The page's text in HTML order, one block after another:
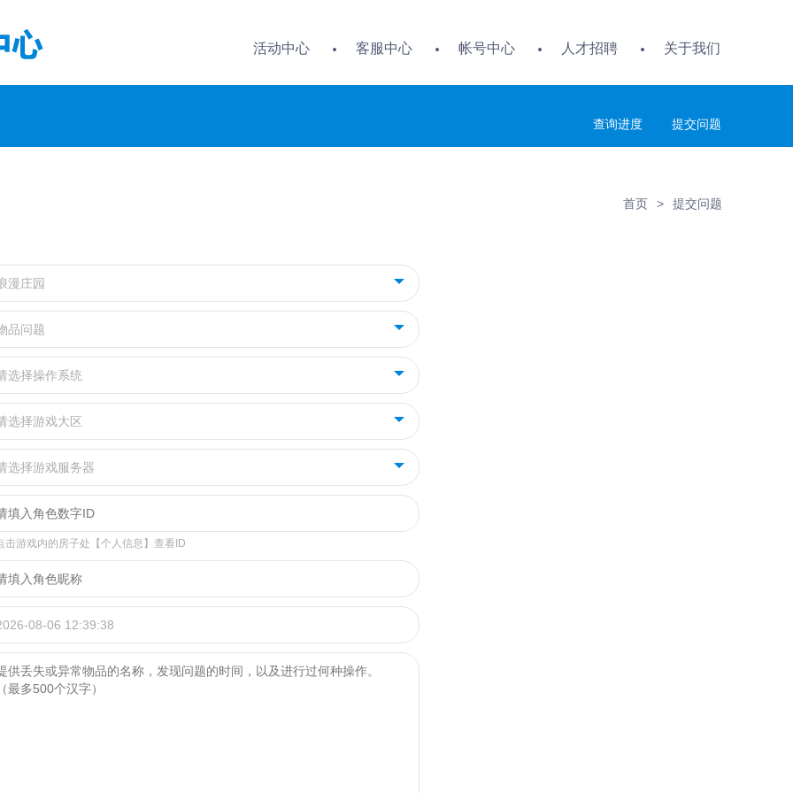
活动中心 客服中心 帐号中心 人才招聘 关于我们
查询进度 提交问题
提交问题
>
首页
漫庄园
品问题
选择操作系统
选择游戏大区
选择游戏服务器
击游戏内的房子处【个人信息】查看ID